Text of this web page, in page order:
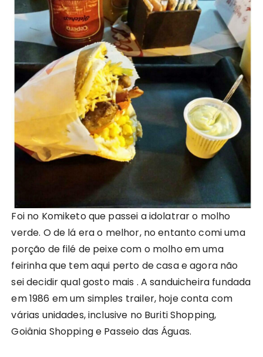
Foi no Komiketo que passei a idolatrar o molho
verde. O de lá era o melhor, no entanto comi uma
porção de filé de peixe com o molho em uma
feirinha que tem aqui perto de casa e agora não
sei decidir qual gosto mais . A sanduicheira fundada
em 1986 em um simples trailer, hoje conta com
várias unidades, inclusive no Buriti Shopping,
Goiânia Shopping e Passeio das Águas.